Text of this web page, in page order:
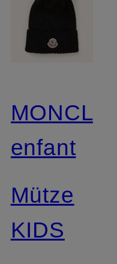
enfant
Mütze
KIDS